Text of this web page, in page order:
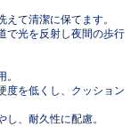
て清潔に保てます。
で光を反射し夜間の歩行
度を低くし、クッション
、耐久性に配慮。